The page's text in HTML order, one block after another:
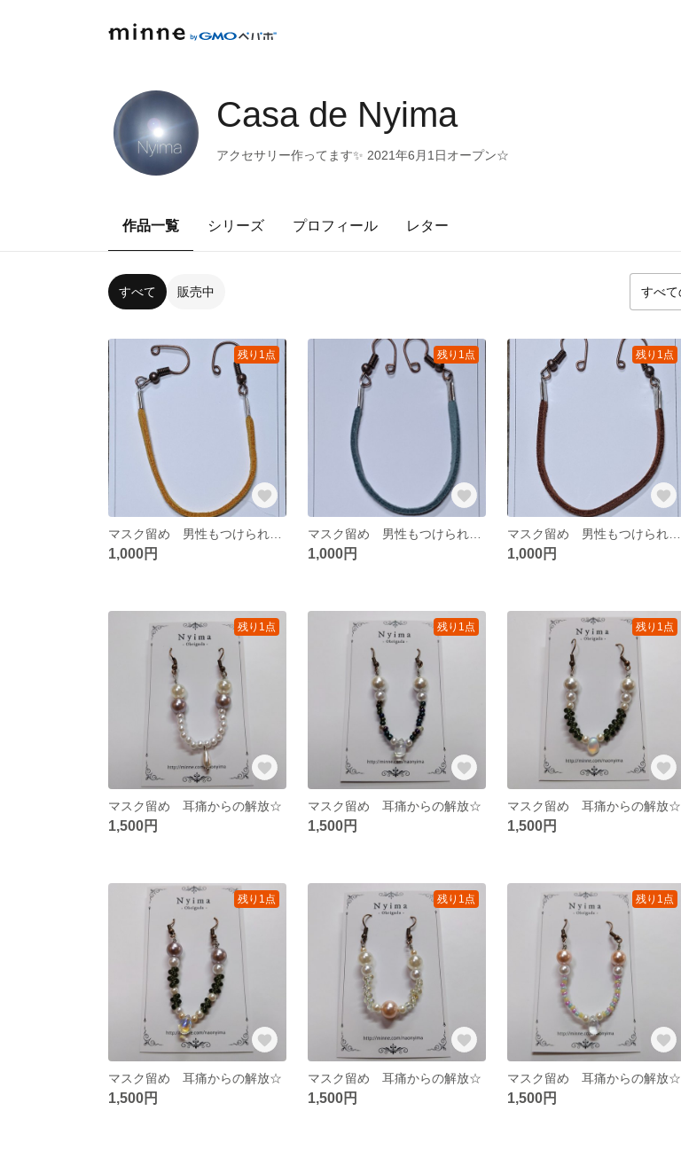
Casa de Nyima
アクセサリー作ってます✨ 2021年6月1日オープン☆
作品一覧 シリーズ プロフィール レター
すべて 販売中
残り1点
1,000円
残り1点
マスク留め 男性もつけられるスエード調の紐（ターコイズ）
1,000円
残り1点
マスク留め 男性もつけられるスエード調の紐（スタンダードブラウン）
1,000円
残り1点
マスク留め 耳痛からの解放☆
1,500円
残り1点
マスク留め 耳痛からの解放☆
1,500円
残り1点
マスク留め 耳痛からの解放☆
1,500円
残り1点
マスク留め 耳痛からの解放☆
1,500円
残り1点
マスク留め 耳痛からの解放☆
1,500円
残り1点
マスク留め 耳痛からの解放☆
1,500円